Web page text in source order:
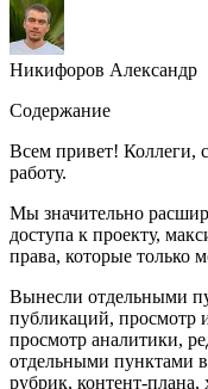
Никифоров Александр
Содержание
Всем привет! Коллеги,
работу.
Мы значительно
доступа к проекту,
права, которые только
Вынесли отдельными
публикаций, просмотр
просмотр аналитики,
отдельными пунктами
рубрик, контент-